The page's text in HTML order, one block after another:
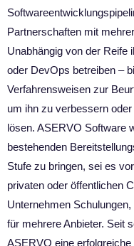
Partnerschaften mit
Unabhängig von der Reife
oder DevOps betreiben –
Verfahrensweisen zur
um ihn zu verbessern
lösen. ASERVO Software
bestehenden
Stufe zu bringen, sei es
privaten oder öffentlichen
Unternehmen
für mehrere Anbieter. Seit
ASERVO eine